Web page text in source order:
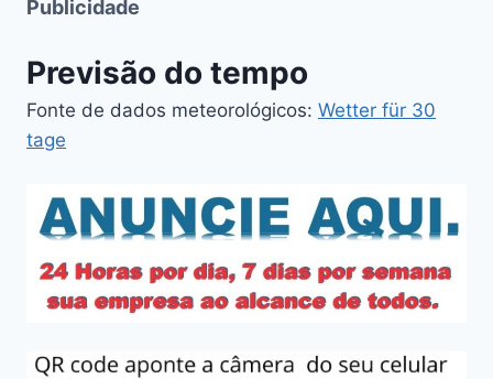
Publicidade
Previsão do tempo
Fonte de dados meteorológicos: Wetter für 30
tage